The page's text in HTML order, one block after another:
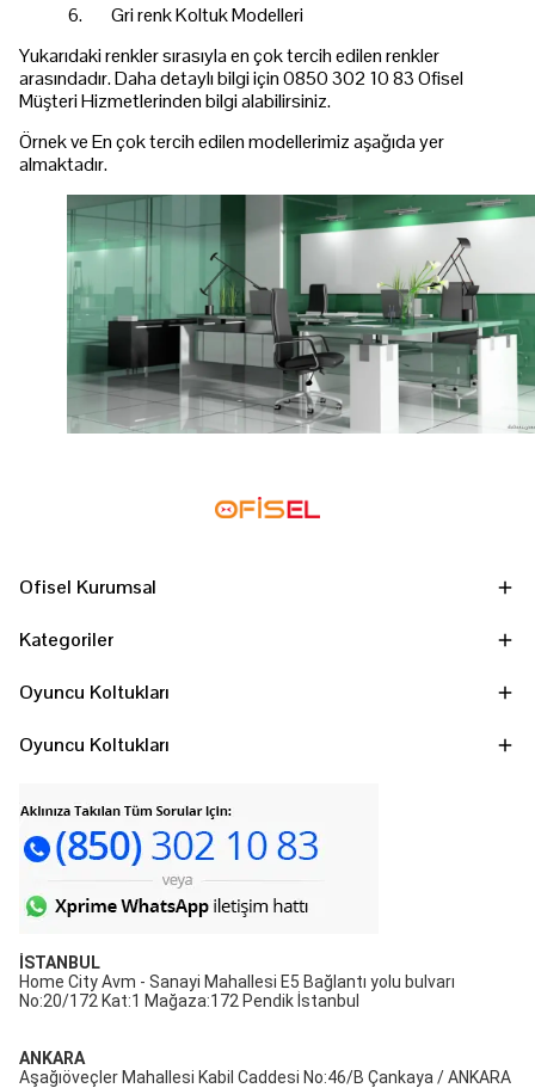
Gri renk Koltuk Modelleri
Yukarıdaki renkler sırasıyla en çok tercih edilen renkler
arasındadır. Daha detaylı bilgi için 0850 302 10 83 Ofisel
Müşteri Hizmetlerinden bilgi alabilirsiniz.
Örnek ve En çok tercih edilen modellerimiz aşağıda yer
almaktadır.
Ofisel Kurumsal
Kategoriler
Oyuncu Koltukları
Oyuncu Koltukları
İSTANBUL
Home City Avm - Sanayi Mahallesi E5 Bağlantı yolu bulvarı
No:20/172 Kat:1 Mağaza:172 Pendik İstanbul
ANKARA
Aşağıöveçler Mahallesi Kabil Caddesi No:46/B Çankaya / ANKARA